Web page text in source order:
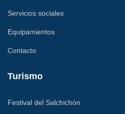
Servicios sociales
Equipamientos
Contacto
Turismo
Festival del Salchichón